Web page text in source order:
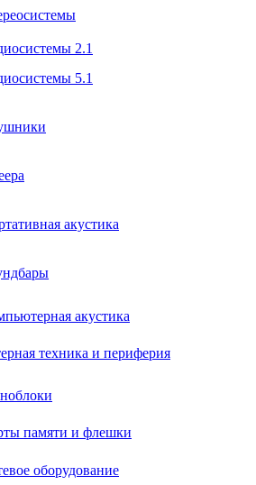
2.1
5.1
акустика
акустика
техника и периферия
памяти и флешки
оборудование